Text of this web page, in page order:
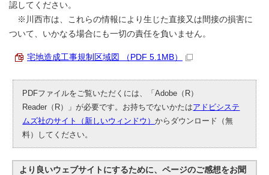
認してください。
※川西市は、これらの情報により生じた直接又は間接の損害に
ついて、いかなる場合にも一切の責任を負いません。
宅地造成工事規制区域図 （PDF 5.1MB）
PDFファイルをご覧いただくには、「Adobe（R）
Reader（R）」が必要です。お持ちでないかたはアドビシステ
ムズ社のサイト（新しいウィンドウ）からダウンロード（無
料）してください。
より良いウェブサイトにするために、ページのご感想をお聞